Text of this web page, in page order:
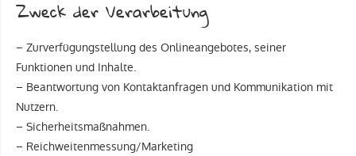
Zweck der Verarbeitung
– Zurverfügungstellung des Onlineangebotes, seiner
Funktionen und Inhalte.
– Beantwortung von Kontaktanfragen und Kommunikation mit
Nutzern.
– Sicherheitsmaßnahmen.
– Reichweitenmessung/Marketing